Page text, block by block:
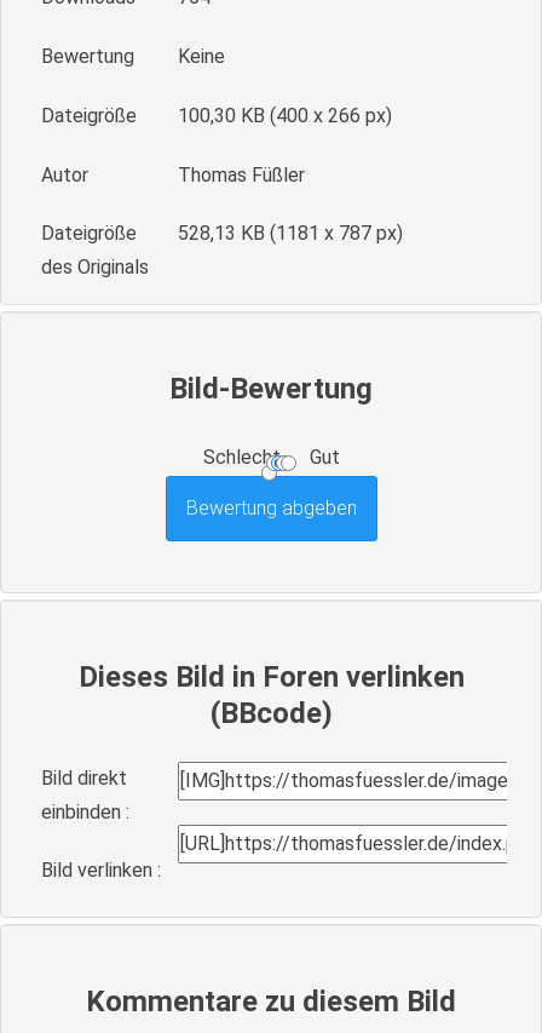
Bewertung Keine
Dateigröße 100,30 KB (400 x 266 px)
Autor Thomas Füßler
Dateigröße
des Originals
528,13 KB (1181 x 787 px)
Bild-Bewertung
Schlecht Gut
Dieses Bild in Foren verlinken
(BBcode)
Bild direkt
einbinden :
Bild verlinken :
Kommentare zu diesem Bild